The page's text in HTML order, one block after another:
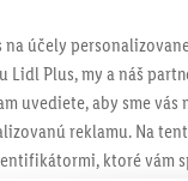
účely
Lidl Plus, my a náš
uvediete, aby sme
reklamu. Na
ktoré vám